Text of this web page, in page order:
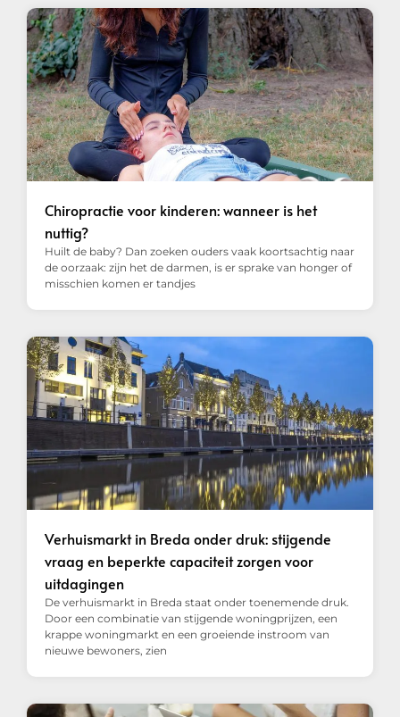
Chiropractie voor kinderen: wanneer is het
nuttig?
Huilt de baby? Dan zoeken ouders vaak koortsachtig naar
de oorzaak: zijn het de darmen, is er sprake van honger of
misschien komen er tandjes
Verhuismarkt in Breda onder druk: stijgende
vraag en beperkte capaciteit zorgen voor
uitdagingen
De verhuismarkt in Breda staat onder toenemende druk.
Door een combinatie van stijgende woningprijzen, een
krappe woningmarkt en een groeiende instroom van
nieuwe bewoners, zien